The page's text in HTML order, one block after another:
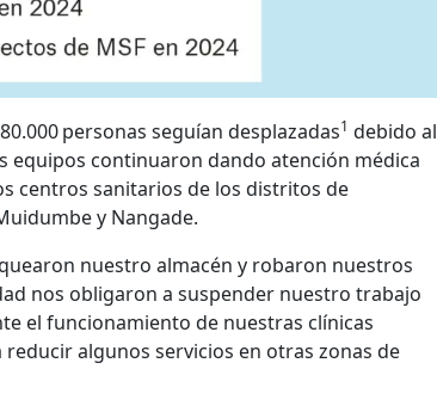
personas seguían desplazadas1 debido al
equipos continuaron dando atención médica
centros sanitarios de los distritos de
y Nangade.
nuestro almacén y robaron nuestros
nos obligaron a suspender nuestro trabajo
el funcionamiento de nuestras clínicas
algunos servicios en otras zonas de